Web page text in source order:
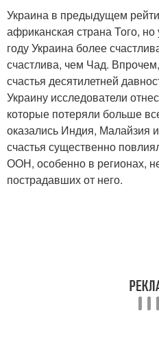
Украина в предыдущем
африканская страна Того,
году Украина более
счастлива, чем Чад.
счастья десятилетней
Украину исследователи
которые потеряли больше
оказались Индия, Малайзия
счастья существенно
ООН, особенно в регионах,
пострадавших от него.